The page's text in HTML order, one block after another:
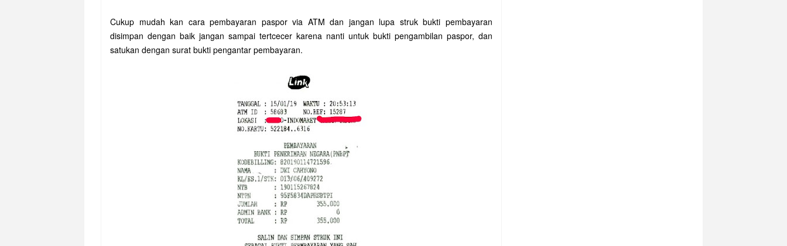
Cukup mudah kan cara pembayaran paspor via ATM dan jangan lupa struk bukti pembayaran
disimpan dengan baik jangan sampai tertcecer karena nanti untuk bukti pengambilan paspor, dan
satukan dengan surat bukti pengantar pembayaran.